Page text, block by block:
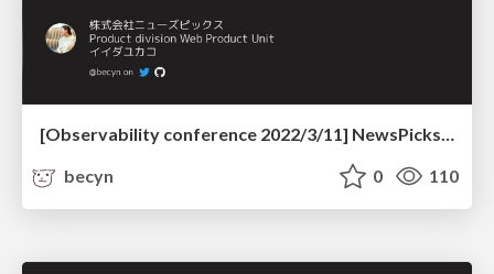
[Observability conference 2022/3/11] NewsPicks のプロダクト開発エンジニアが実践するスキルとしての SRE
becyn
0 110